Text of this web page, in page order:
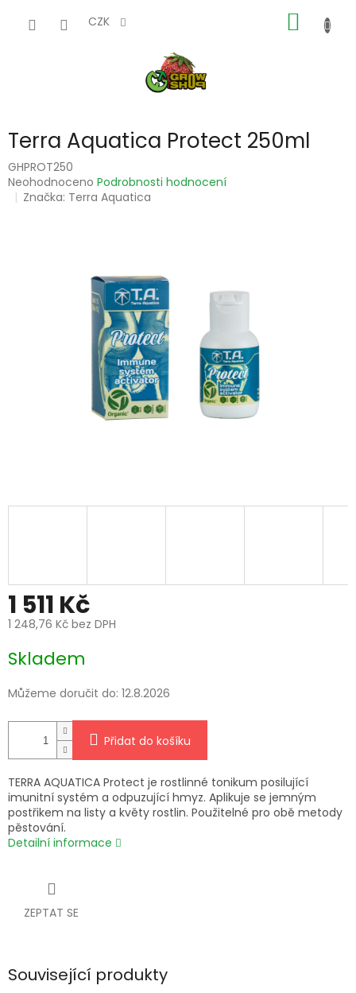
CZK
KOŠÍK
Terra Aquatica Protect 250ml
GHPROT250
Průměrné
hodnocení
Neohodnoceno Podrobnosti hodnocení
Značka: Terra Aquatica
1 511 Kč
1 248,76 Kč bez DPH
cena:
Skladem
Můžeme doručit do: 12.8.2026
Přidat do košíku
TERRA AQUATICA Protect je rostlinné tonikum posilující
imunitní systém a odpuzující hmyz. Aplikuje se jemným
postřikem na listy a květy rostlin. Použitelné pro obě metody
pěstování.
Detailní informace
ZEPTAT SE
Související produkty